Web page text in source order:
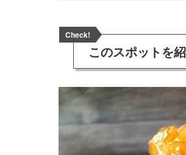
Check!
このスポットを